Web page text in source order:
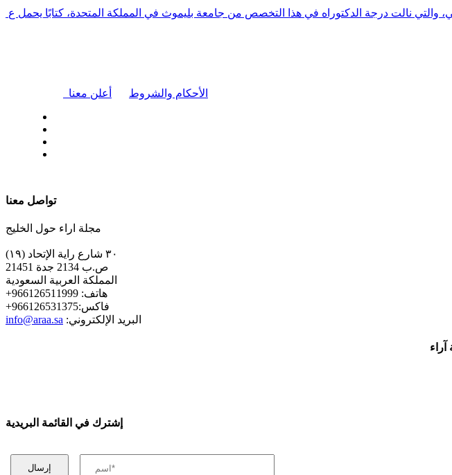
والتي نالت درجة الدكتوراه في هذا التخصص من جامعة بليموث في المملكة المتحدة، كتابًا يحمل ع
أعلن معنا الأحكام والشروط
تواصل معنا
مجلة اراء حول الخليج
٣٠ شارع راية الإتحاد (١٩)
ص.ب 2134 جدة 21451
المملكة العربية السعودية
+هاتف: 966126511999
+فاكس:966126531375
info@araa.sa :البريد الإلكتروني
إشترك في القائمة البريدية